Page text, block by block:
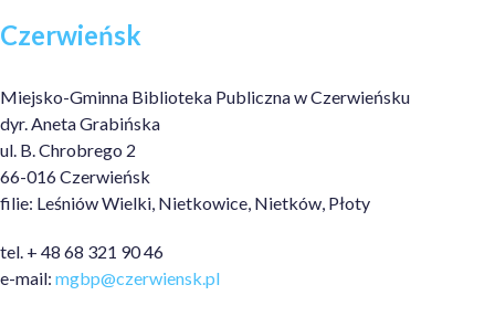
Czerwieńsk
Miejsko-Gminna Biblioteka Publiczna w Czerwieńsku
dyr. Aneta Grabińska
ul. B. Chrobrego 2
66-016 Czerwieńsk
filie: Leśniów Wielki, Nietkowice, Nietków, Płoty
tel. + 48 68 321 90 46
e-mail: mgbp@czerwiensk.pl